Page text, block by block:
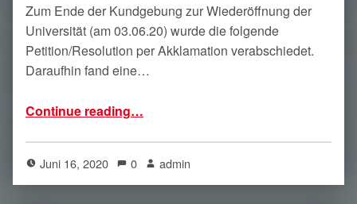
Zum Ende der Kundgebung zur Wiederöffnung der
Universität (am 03.06.20) wurde die folgende
Petition/Resolution per Akklamation verabschiedet.
Daraufhin fand eine…
Continue reading…
Juni 16, 2020 0 admin